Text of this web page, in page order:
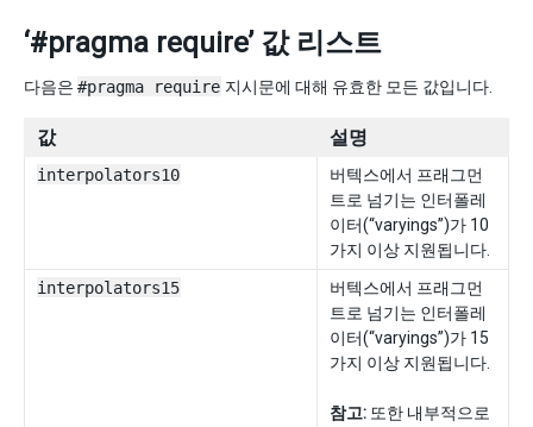
‘#pragma require’ 값 리스트
다음은 #pragma require 지시문에 대해 유효한 모든 값입니다.
값 설명
interpolators10
버텍스에서 프래그먼
트로 넘기는 인터폴레
이터(“varyings”)가 10
가지 이상 지원됩니다.
interpolators15
버텍스에서 프래그먼
트로 넘기는 인터폴레
이터(“varyings”)가 15
가지 이상 지원됩니다.
참고: 또한 내부적으로